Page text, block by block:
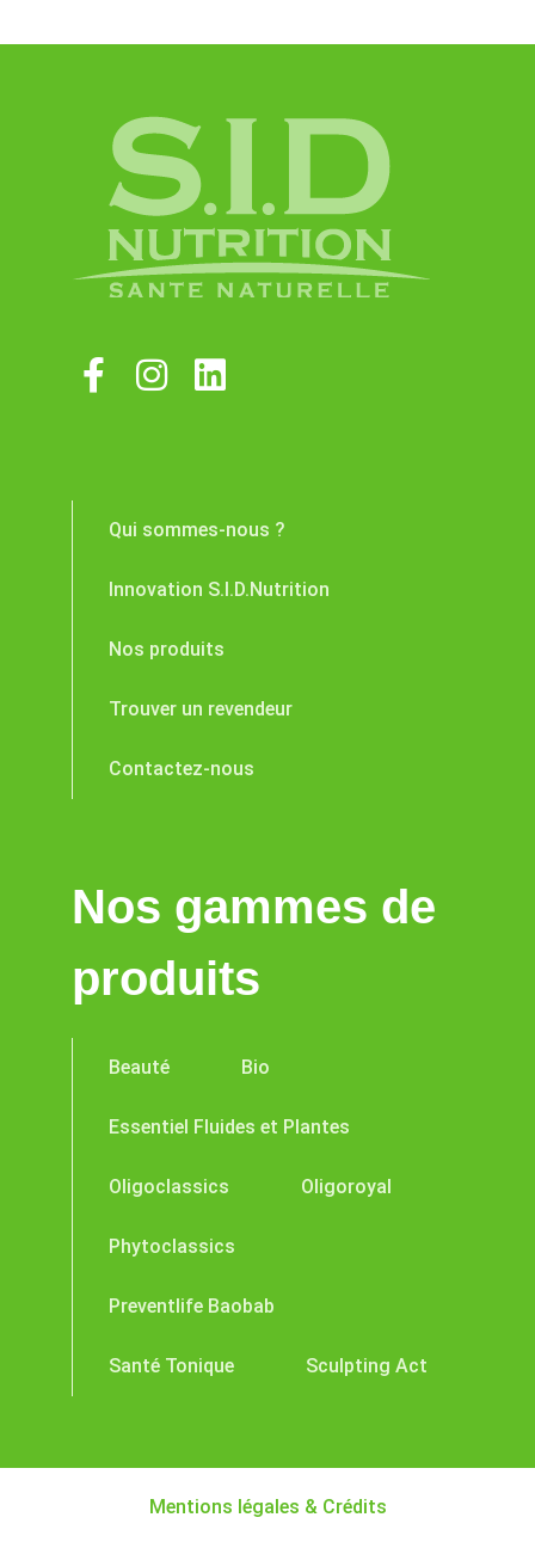
Qui sommes-nous ?
Innovation S.I.D.Nutrition
Nos produits
Trouver un revendeur
Contactez-nous
Nos gammes de
produits
Beauté Bio
Essentiel Fluides et Plantes
Oligoclassics Oligoroyal
Phytoclassics
Preventlife Baobab
Santé Tonique Sculpting Act
Mentions légales & Crédits